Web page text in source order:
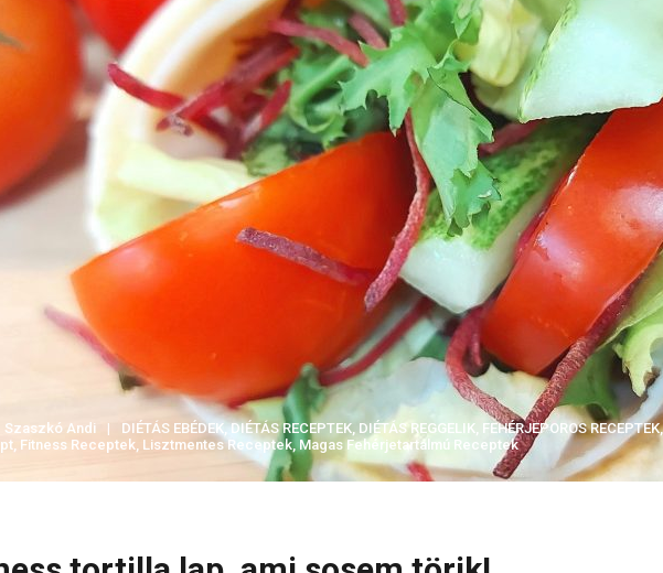
Szaszkó Andi DIÉTÁS EBÉDEK,DIÉTÁS RECEPTEK, DIÉTÁS REGGELIK, FEHÉRJEPOROS RECEPTEK
, Fitness Receptek, Lisztmentes Receptek,Magas Fehérjetartalmú Receptek